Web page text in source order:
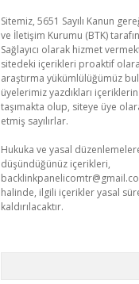
Sitemiz, 5651 Sayılı Kanun
ve İletişim Kurumu (BTK)
Sağlayıcı olarak hizmet
sitedeki içerikleri proaktif
araştırma yükümlülüğümüz
üyelerimiz yazdıkları
taşımakta olup, siteye üye
etmiş sayılırlar.
Hukuka ve yasal
düşündüğünüz içerikleri,
halinde, ilgili içerikler yasal
kaldırılacaktır.